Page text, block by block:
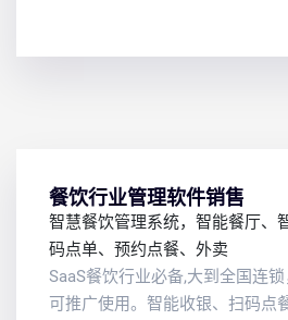
餐饮行业管理软件销售
智慧餐饮管理系统，智能餐厅、
码点单、预约点餐、外卖
SaaS餐饮行业必备,大到全国连
可推广使用。智能收银、扫码点